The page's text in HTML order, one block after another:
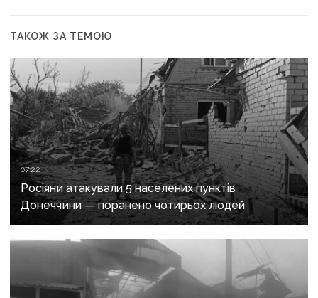
ТАКОЖ ЗА ТЕМОЮ
07:22
Росіяни атакували 5 населених пунктів
Донеччини — поранено чотирьох людей